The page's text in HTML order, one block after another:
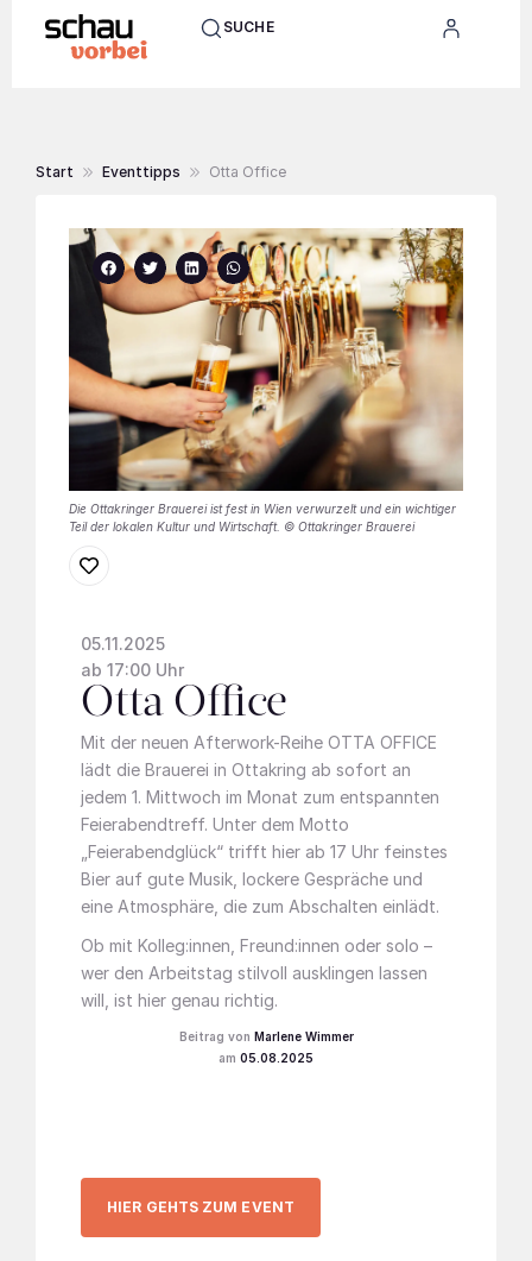
SUCHE
Start Eventtipps Otta Office
Die Ottakringer Brauerei ist fest in Wien verwurzelt und ein wichtiger
Teil der lokalen Kultur und Wirtschaft. © Ottakringer Brauerei
05.11.2025
ab 17:00 Uhr
Otta Office
Mit der neuen Afterwork-Reihe OTTA OFFICE
lädt die Brauerei in Ottakring ab sofort an
jedem 1. Mittwoch im Monat zum entspannten
Feierabendtreff. Unter dem Motto
„Feierabendglück“ trifft hier ab 17 Uhr feinstes
Bier auf gute Musik, lockere Gespräche und
eine Atmosphäre, die zum Abschalten einlädt.
Ob mit Kolleg:innen, Freund:innen oder solo –
wer den Arbeitstag stilvoll ausklingen lassen
will, ist hier genau richtig.
Marlene Wimmer
05.08.2025
HIER GEHTS ZUM EVENT